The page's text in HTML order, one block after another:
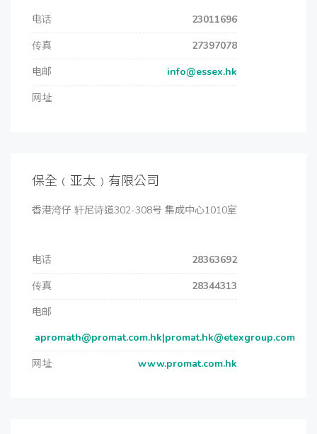
电话
23011696
传真
27397078
电邮
info@essex.hk
网址
保全﹙亚太﹚有限公司
香港湾仔 轩尼诗道302-308号 集成中心1010室
电话
28363692
传真
28344313
电邮
apromath@promat.com.hk|promat.hk@etexgroup.com
网址
www.promat.com.hk